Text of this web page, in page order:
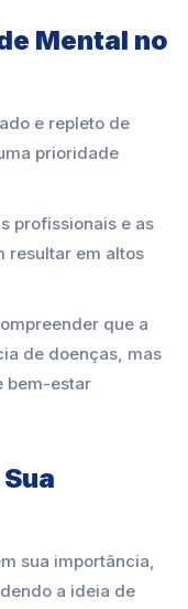
Mental no
e repleto de
prioridade
profissionais e as
resultar em altos
que a
de doenças, mas
bem-estar
sua importância,
a ideia de